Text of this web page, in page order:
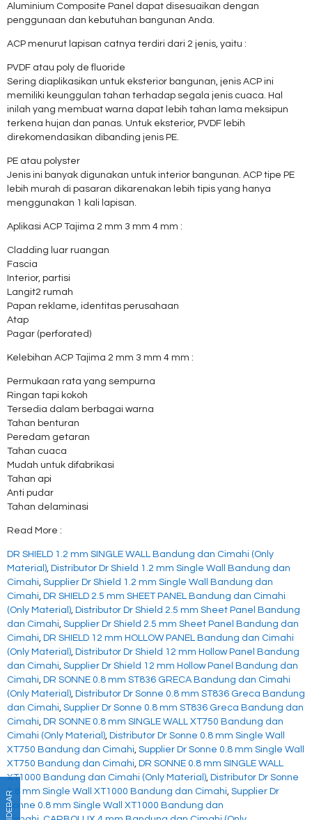
Aluminium Composite Panel dapat disesuaikan dengan
penggunaan dan kebutuhan bangunan Anda.
ACP menurut lapisan catnya terdiri dari 2 jenis, yaitu :
PVDF atau poly de fluoride
Sering diaplikasikan untuk eksterior bangunan, jenis ACP ini
memiliki keunggulan tahan terhadap segala jenis cuaca. Hal
inilah yang membuat warna dapat lebih tahan lama meksipun
terkena hujan dan panas. Untuk eksterior, PVDF lebih
direkomendasikan dibanding jenis PE.
PE atau polyster
Jenis ini banyak digunakan untuk interior bangunan. ACP tipe PE
lebih murah di pasaran dikarenakan lebih tipis yang hanya
menggunakan 1 kali lapisan.
Aplikasi ACP Tajima 2 mm 3 mm 4 mm :
Cladding luar ruangan
Fascia
Interior, partisi
Langit2 rumah
Papan reklame, identitas perusahaan
Atap
Pagar (perforated)
Kelebihan ACP Tajima 2 mm 3 mm 4 mm :
Permukaan rata yang sempurna
Ringan tapi kokoh
Tersedia dalam berbagai warna
Tahan benturan
Peredam getaran
Tahan cuaca
Mudah untuk difabrikasi
Tahan api
Anti pudar
Tahan delaminasi
Read More :
DR SHIELD 1.2 mm SINGLE WALL Bandung dan Cimahi (Only
Material), Distributor Dr Shield 1.2 mm Single Wall Bandung dan
Cimahi, Supplier Dr Shield 1.2 mm Single Wall Bandung dan
Cimahi, DR SHIELD 2.5 mm SHEET PANEL Bandung dan Cimahi
(Only Material), Distributor Dr Shield 2.5 mm Sheet Panel Bandung
dan Cimahi, Supplier Dr Shield 2.5 mm Sheet Panel Bandung dan
Cimahi, DR SHIELD 12 mm HOLLOW PANEL Bandung dan Cimahi
(Only Material), Distributor Dr Shield 12 mm Hollow Panel Bandung
dan Cimahi, Supplier Dr Shield 12 mm Hollow Panel Bandung dan
Cimahi, DR SONNE 0.8 mm ST836 GRECA Bandung dan Cimahi
(Only Material), Distributor Dr Sonne 0.8 mm ST836 Greca Bandung
dan Cimahi, Supplier Dr Sonne 0.8 mm ST836 Greca Bandung dan
Cimahi, DR SONNE 0.8 mm SINGLE WALL XT750 Bandung dan
Cimahi (Only Material), Distributor Dr Sonne 0.8 mm Single Wall
XT750 Bandung dan Cimahi, Supplier Dr Sonne 0.8 mm Single Wall
XT750 Bandung dan Cimahi, DR SONNE 0.8 mm SINGLE WALL
XT1000 Bandung dan Cimahi (Only Material), Distributor Dr Sonne
0.8 mm Single Wall XT1000 Bandung dan Cimahi, Supplier Dr
Sonne 0.8 mm Single Wall XT1000 Bandung dan
SIDEBAR